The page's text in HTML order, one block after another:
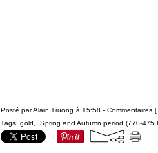
Posté par Alain Truong à 15:58 - Commentaires [
Tags: gold Spring and Autumn period (770-475